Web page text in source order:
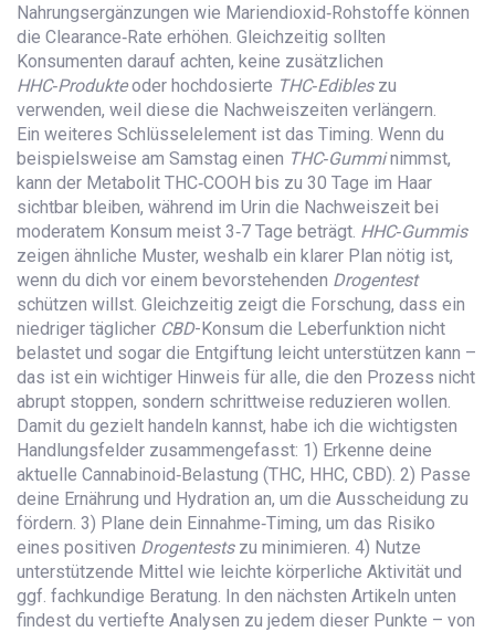
Nahrungsergänzungen wie Mariendioxid‑Rohstoffe können
die Clearance‑Rate erhöhen. Gleichzeitig sollten
Konsumenten darauf achten, keine zusätzlichen
HHC‑Produkteoder hochdosierte THC‑Edibleszu
verwenden, weil diese die Nachweiszeiten verlängern.
Ein weiteres Schlüsselelement ist das Timing. Wenn du
beispielsweise am Samstag einen THC‑Gumminimmst,
kann der Metabolit THC‑COOH bis zu 30 Tage im Haar
sichtbar bleiben, während im Urin die Nachweiszeit bei
moderatem Konsum meist 3‑7 Tage beträgt. HHC‑Gummis
zeigen ähnliche Muster, weshalb ein klarer Plan nötig ist,
wenn du dich vor einem bevorstehenden Drogentest
schützen willst. Gleichzeitig zeigt die Forschung, dass ein
niedriger täglicher CBD-Konsum die Leberfunktion nicht
belastet und sogar die Entgiftung leicht unterstützen kann –
das ist ein wichtiger Hinweis für alle, die den Prozess nicht
abrupt stoppen, sondern schrittweise reduzieren wollen.
Damit du gezielt handeln kannst, habe ich die wichtigsten
Handlungsfelder zusammengefasst: 1) Erkenne deine
aktuelle Cannabinoid‑Belastung (THC, HHC, CBD). 2) Passe
deine Ernährung und Hydration an, um die Ausscheidung zu
fördern. 3) Plane dein Einnahme‑Timing, um das Risiko
eines positiven Drogentestszu minimieren. 4) Nutze
unterstützende Mittel wie leichte körperliche Aktivität und
ggf. fachkundige Beratung. In den nächsten Artikeln unten
findest du vertiefte Analysen zu jedem dieser Punkte – von